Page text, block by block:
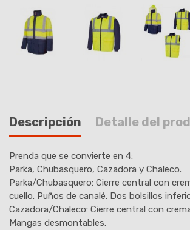
Descripción Detalle del
Prenda que se convierte en 4:
Parka, Chubasquero, Cazadora y Chaleco.
Parka/Chubasquero: Cierre central con
cuello. Puños de canalé. Dos bolsillos
Cazadora/Chaleco: Cierre central con
Mangas desmontables.